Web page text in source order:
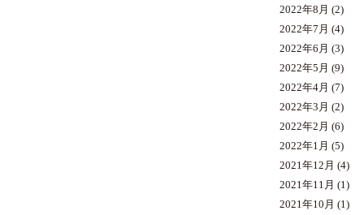
2022年8月 (2)
2022年7月 (4)
2022年6月 (3)
2022年5月 (9)
2022年4月 (7)
2022年3月 (2)
2022年2月 (6)
2022年1月 (5)
2021年12月 (4)
2021年11月 (1)
2021年10月 (1)